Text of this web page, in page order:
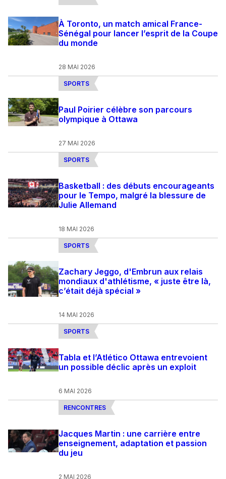
À Toronto, un match amical France-
Sénégal pour lancer l’esprit de la Coupe
du monde
28 MAI 2026
SPORTS
Paul Poirier célèbre son parcours
olympique à Ottawa
27 MAI 2026
SPORTS
Basketball : des débuts encourageants
pour le Tempo, malgré la blessure de
Julie Allemand
18 MAI 2026
SPORTS
Zachary Jeggo, d'Embrun aux relais
mondiaux d'athlétisme, « juste être là,
c’était déjà spécial »
14 MAI 2026
SPORTS
Tabla et l’Atlético Ottawa entrevoient
un possible déclic après un exploit
6 MAI 2026
RENCONTRES
Jacques Martin : une carrière entre
enseignement, adaptation et passion
du jeu
2 MAI 2026